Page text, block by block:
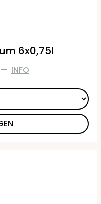
6x0,75l
— INFO